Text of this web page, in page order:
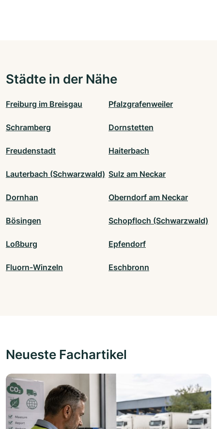
Städte in der Nähe
Freiburg im Breisgau Pfalzgrafenweiler
Schramberg Dornstetten
Freudenstadt Haiterbach
Lauterbach (Schwarzwald) Sulz am Neckar
Dornhan Oberndorf am Neckar
Bösingen Schopfloch (Schwarzwald)
Loßburg Epfendorf
Fluorn-Winzeln Eschbronn
Neueste Fachartikel